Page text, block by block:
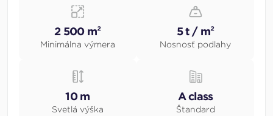
2 500 m²
Minimálna výmera
5 t / m²
Nosnosť podlahy
10 m
Svetlá výška
A class
Štandard